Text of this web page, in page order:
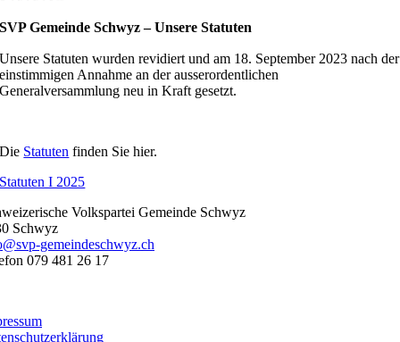
SVP Gemeinde Schwyz – Unsere Statuten
Unsere Statuten wurden revidiert und am 18. September 2023 nach der
einstimmigen Annahme an der ausserordentlichen
Generalversammlung neu in Kraft gesetzt.
Die Statuten finden Sie hier.
Statuten I 2025
Volkspartei Gemeinde Schwyz
Schwyz
gemeindeschwyz.ch
079 481 26 17